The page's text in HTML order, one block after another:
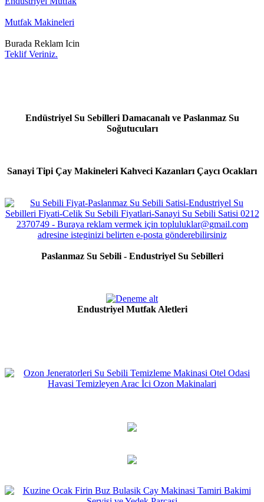
Mutfak Makineleri
Burada Reklam Icin
Teklif Veriniz.
Endüstriyel Su Sebilleri Damacanalı ve Paslanmaz Su
Soğutucuları
Sanayi Tipi Çay Makineleri Kahveci Kazanları Çaycı Ocakları
Paslanmaz Su Sebili - Endustriyel Su Sebilleri
Endustriyel Mutfak Aletleri